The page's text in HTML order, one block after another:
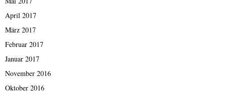
April 2017
März 2017
Februar 2017
Januar 2017
November 2016
Oktober 2016